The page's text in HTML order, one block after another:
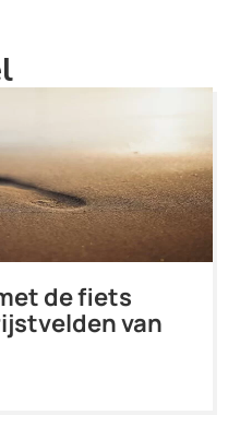
de fiets
van